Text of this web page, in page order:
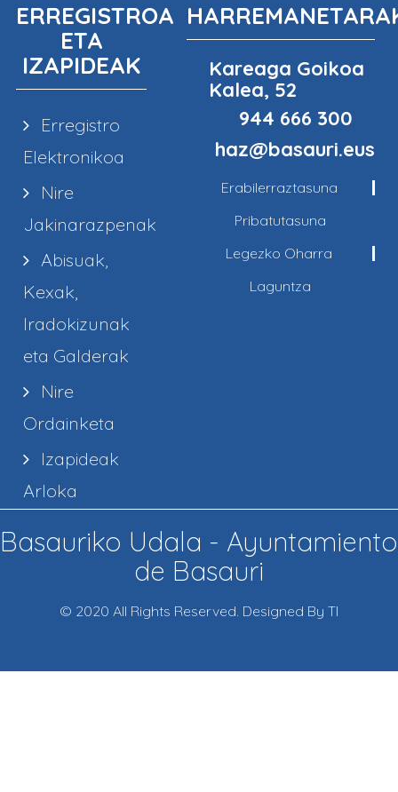
ERREGISTROA
ETA
IZAPIDEAK
Erregistro
Elektronikoa
Nire
Jakinarazpenak
Abisuak,
Kexak,
Iradokizunak
eta Galderak
Nire
Ordainketa
Izapideak
Arloka
Kareaga Goikoa
Kalea, 52
944 666 300
haz@basauri.eus
Erabilerraztasuna
Pribatutasuna
Legezko Oharra
Laguntza
Basauriko Udala - Ayuntamiento
de Basauri
© 2020 All Rights Reserved. Designed By TI